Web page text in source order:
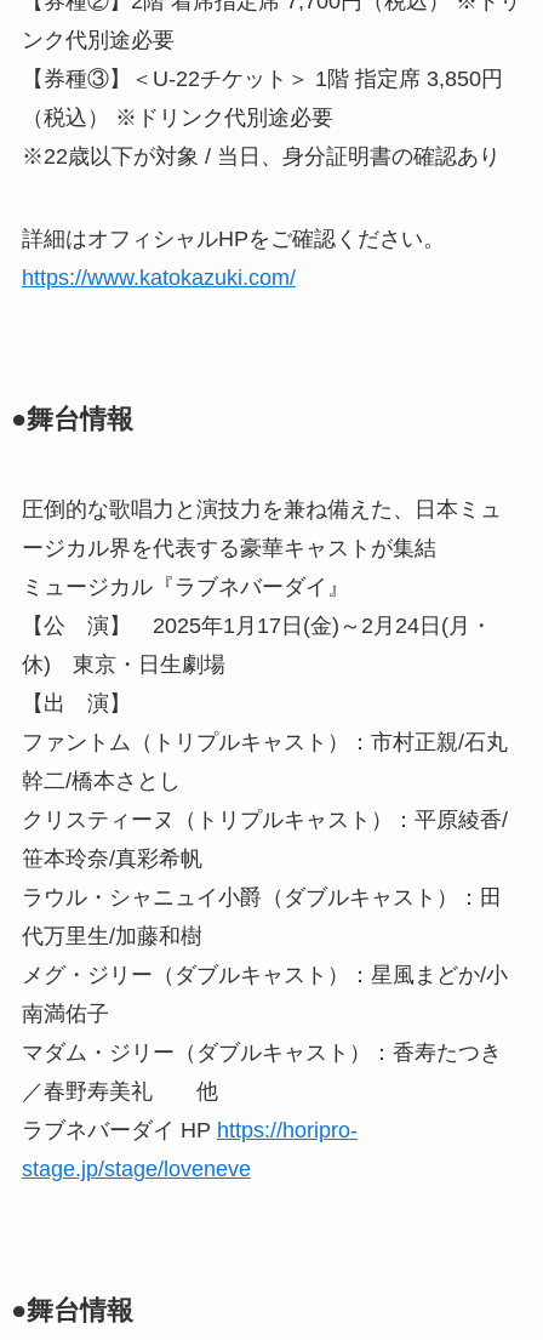
ンク代別途必要
【券種③】＜U-22チケット＞ 1階 指定席 3,850円
（税込） ※ドリンク代別途必要
※22歳以下が対象 / 当日、身分証明書の確認あり
詳細はオフィシャルHPをご確認ください。
https://www.katokazuki.com/
●舞台情報
圧倒的な歌唱力と演技力を兼ね備えた、日本ミュ
ージカル界を代表する豪華キャストが集結
ミュージカル『ラブネバーダイ』
【公 演】 2025年1月17日(金)～2月24日(月・
休) 東京・日生劇場
【出 演】
ファントム（トリプルキャスト）：市村正親/石丸
幹二/橋本さとし
クリスティーヌ（トリプルキャスト）：平原綾香/
笹本玲奈/真彩希帆
ラウル・シャニュイ小爵（ダブルキャスト）：田
代万里生/加藤和樹
メグ・ジリー（ダブルキャスト）：星風まどか/小
南満佑子
マダム・ジリー（ダブルキャスト）：香寿たつき
／春野寿美礼 他
ラブネバーダイ HP https://horipro-
stage.jp/stage/loveneve
●舞台情報